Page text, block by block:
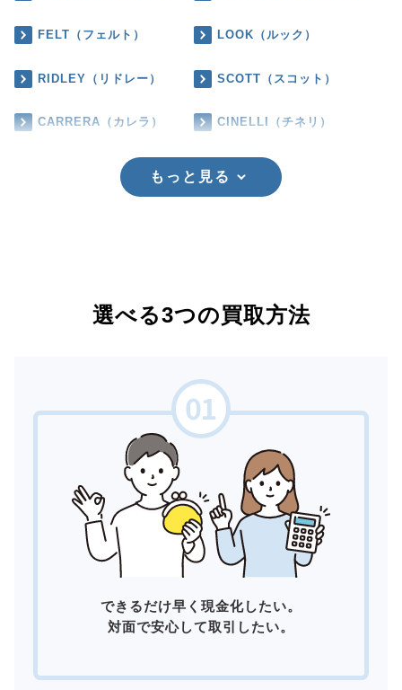
FELT（フェルト） LOOK（ルック）
RIDLEY（リドレー） SCOTT（スコット）
CARRERA（カレラ） CINELLI（チネリ）
もっと見る
選べる3つの買取方法
できるだけ早く現金化したい。
対面で安心して取引したい。